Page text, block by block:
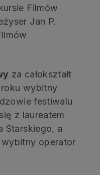
Filmów
Jan P.
za całokształt
wybitny
festiwalu
z laureatem
Starskiego, a
operator